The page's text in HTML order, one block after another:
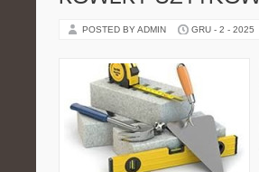
POSTED BY ADMIN GRU - 2 - 2025